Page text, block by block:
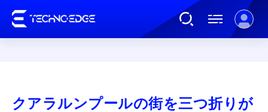
クアラルンプールの街を三つ折りが